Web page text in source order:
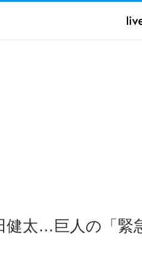
健太…巨人の「緊